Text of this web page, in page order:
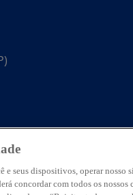
Ltda., uma sociedade
privada de
utilizadas sob licença
seus dispositivos, operar nosso
concordar com todos os